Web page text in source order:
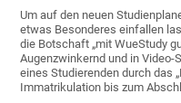
Um auf den neuen
etwas Besonderes einfallen
die Botschaft „mit WueStudy
Augenzwinkernd und in Video-
eines Studierenden durch das
Immatrikulation bis zum